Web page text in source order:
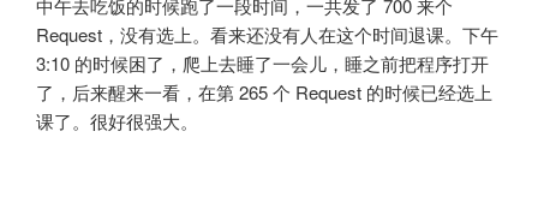
中午去吃饭的时候跑了一段时间，一共发了 700 来个
Request，没有选上。看来还没有人在这个时间退课。下午
3:10 的时候困了，爬上去睡了一会儿，睡之前把程序打开
了，后来醒来一看，在第 265 个 Request 的时候已经选上
课了。很好很强大。